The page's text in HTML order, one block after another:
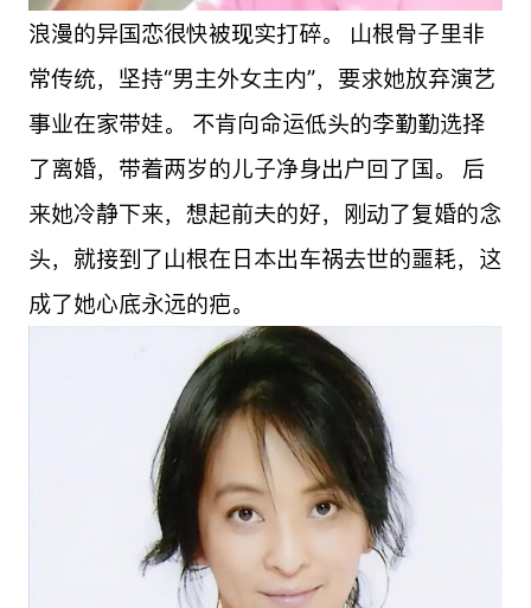
浪漫的异国恋很快被现实打碎。 山根骨子里非
常传统，坚持“男主外女主内”，要求她放弃演艺
事业在家带娃。 不肯向命运低头的李勤勤选择
了离婚，带着两岁的儿子净身出户回了国。 后
来她冷静下来，想起前夫的好，刚动了复婚的念
头，就接到了山根在日本出车祸去世的噩耗，这
成了她心底永远的疤。